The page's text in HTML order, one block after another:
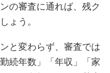
の審査に通れば、残ク
ょう。
と変わらず、審査では
続年数」「年収」「家